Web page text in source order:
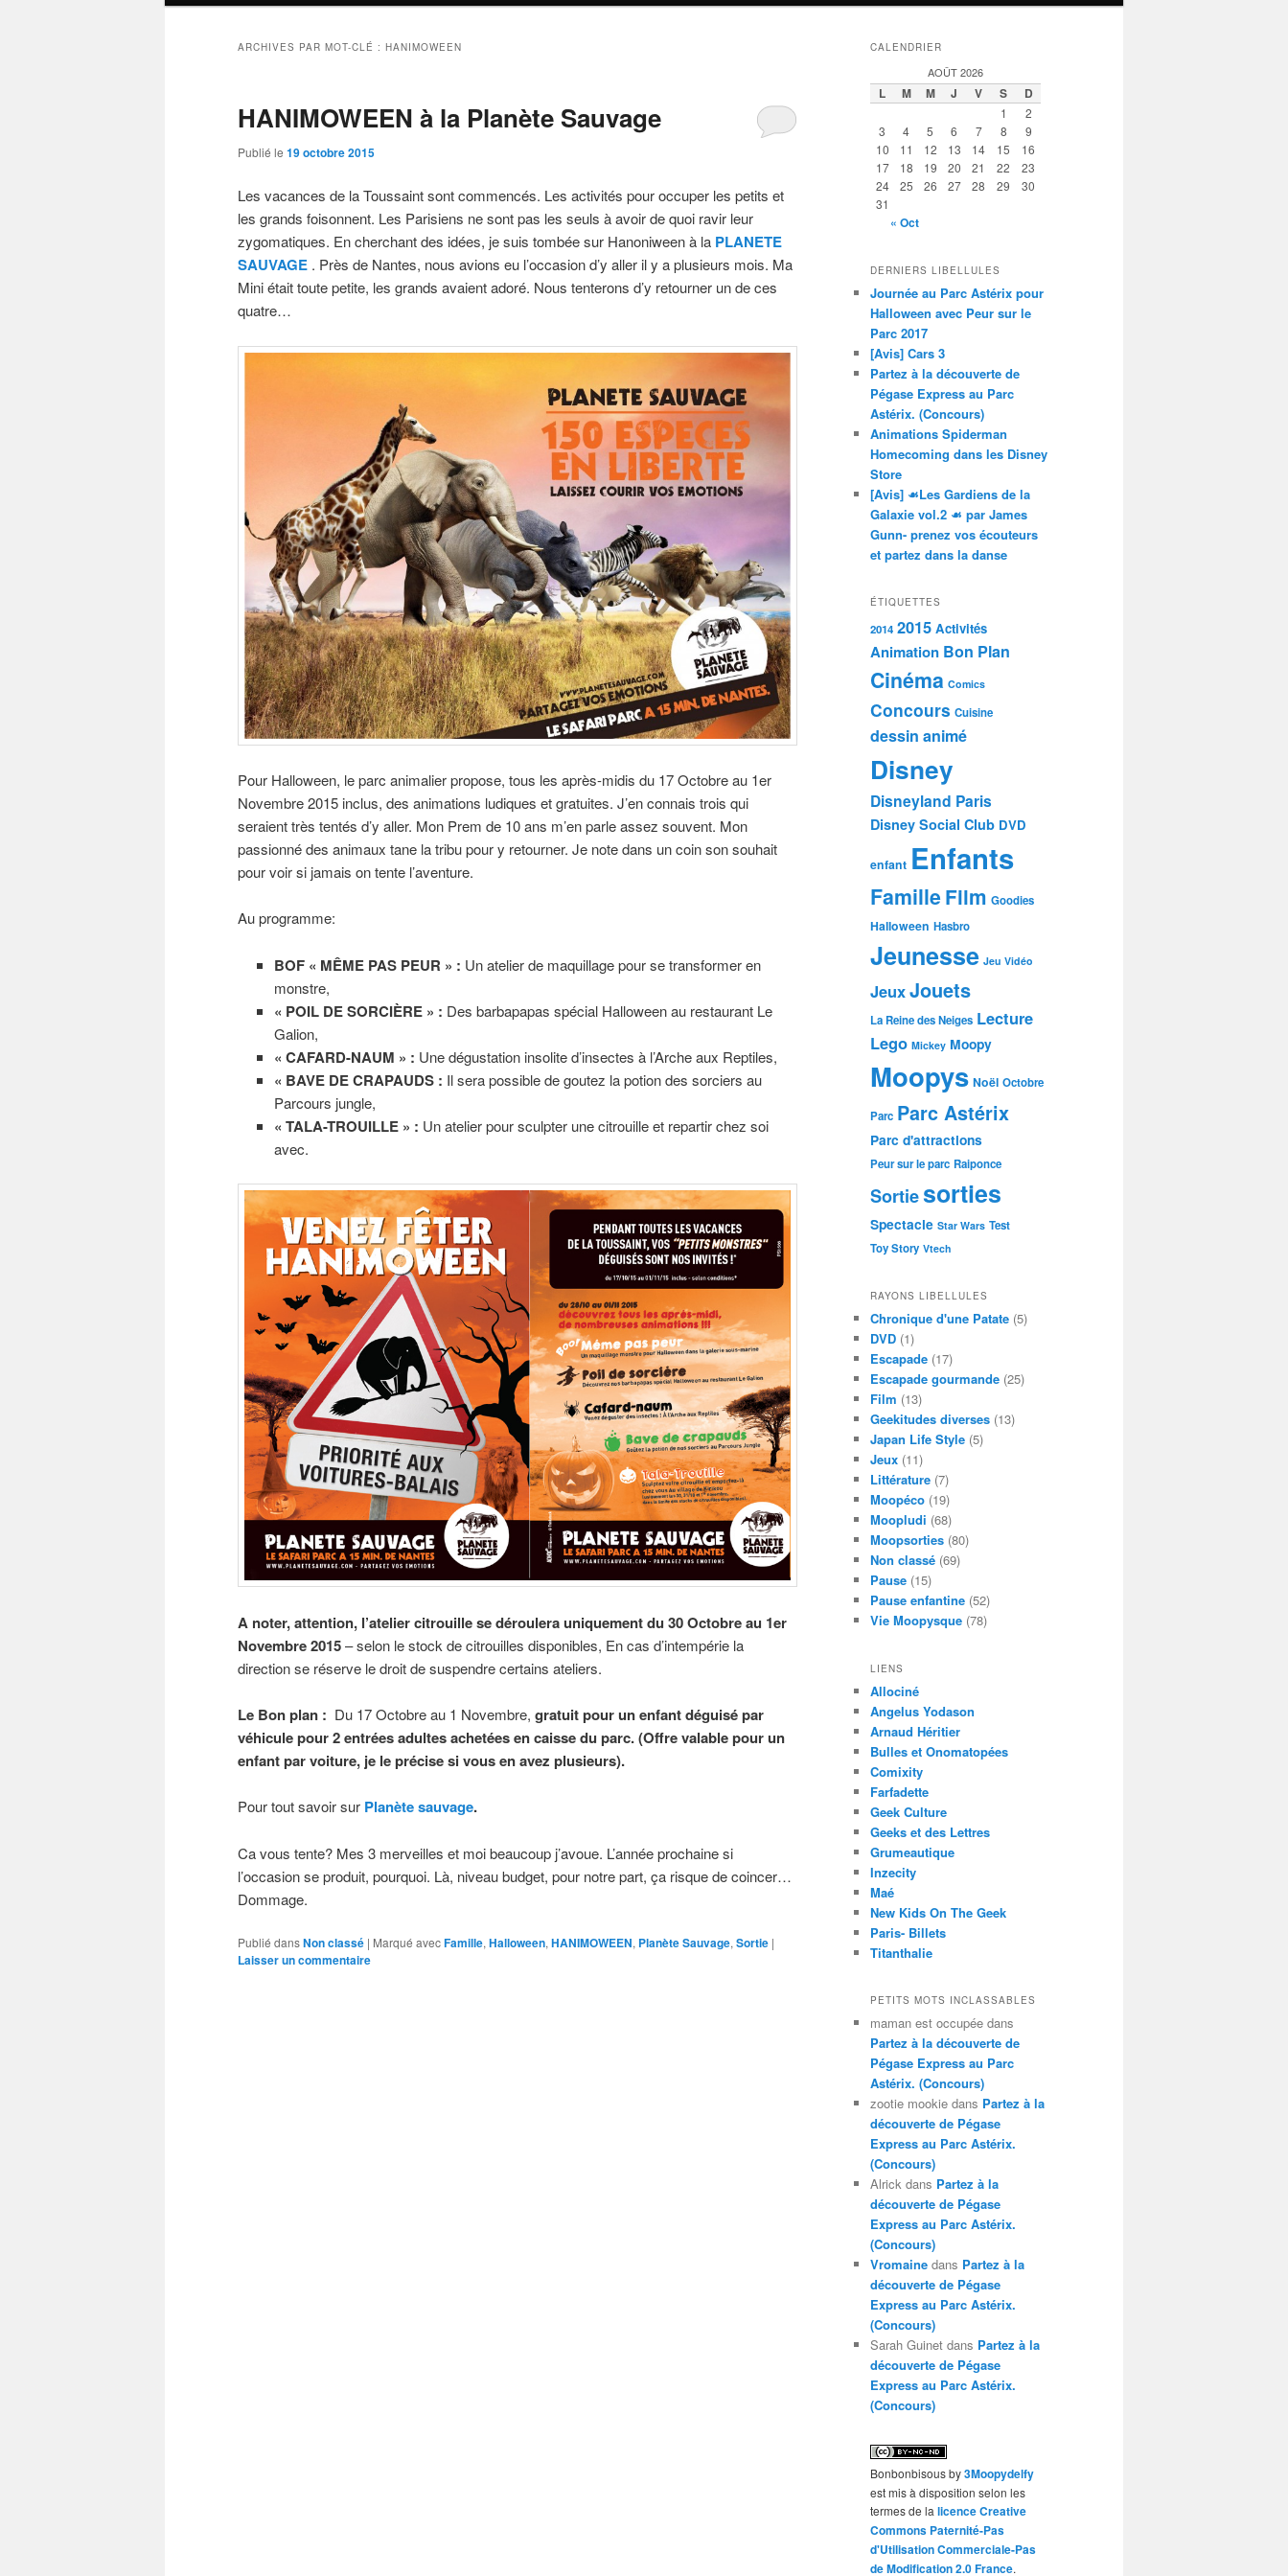
ARCHIVES PAR MOT-CLÉ : HANIMOWEEN
HANIMOWEEN à la Planète Sauvage
Publié le 19 octobre 2015
Les vacances de la Toussaint sont commencés. Les activités pour occuper les petits et
les grands foisonnent. Les Parisiens ne sont pas les seuls à avoir de quoi ravir leur
zygomatiques. En cherchant des idées, je suis tombée sur Hanoniween à la PLANETE
SAUVAGE . Près de Nantes, nous avions eu l’occasion d’y aller il y a plusieurs mois. Ma
Mini était toute petite, les grands avaient adoré. Nous tenterons d’y retourner un de ces
quatre…
Pour Halloween, le parc animalier propose, tous les après-midis du 17 Octobre au 1er
Novembre 2015 inclus, des animations ludiques et gratuites. J’en connais trois qui
seraient très tentés d’y aller. Mon Prem de 10 ans m’en parle assez souvent. Mon
passionné des animaux tane la tribu pour y retourner. Je note dans un coin son souhait
pour voir si jamais on tente l’aventure.
Au programme:
BOF « MÊME PAS PEUR » : Un atelier de maquillage pour se transformer en
monstre,
« POIL DE SORCIÈRE » : Des barbapapas spécial Halloween au restaurant Le
Galion,
« CAFARD-NAUM » : Une dégustation insolite d’insectes à l’Arche aux Reptiles,
« BAVE DE CRAPAUDS : Il sera possible de goutez la potion des sorciers au
Parcours jungle,
« TALA-TROUILLE » : Un atelier pour sculpter une citrouille et repartir chez soi
avec.
A noter, attention, l’atelier citrouille se déroulera uniquement du 30 Octobre au 1er
Novembre 2015– selon le stock de citrouilles disponibles, En cas d’intempérie la
direction se réserve le droit de suspendre certains ateliers.
Le Bon plan : Du 17 Octobre au 1 Novembre, gratuit pour un enfant déguisé par
véhicule pour 2 entrées adultes achetées en caisse du parc. (Offre valable pour un
enfant par voiture, je le précise si vous en avez plusieurs).
Pour tout savoir sur Planète sauvage.
Ca vous tente? Mes 3 merveilles et moi beaucoup j’avoue. L’année prochaine si
l’occasion se produit, pourquoi. Là, niveau budget, pour notre part, ça risque de coincer…
Dommage.
Publié dansNon classé | Marqué avecFamille, Halloween, HANIMOWEEN, Planète Sauvage, Sortie |
Laisser un commentaire
CALENDRIER
AOÛT 2026
L M M J V S D
1
2
3
4 5 6 7 8
9
10
11 12 13 14 15
16
17
18 19 20 21 22
23
24
25 26 27 28 29
30
31
« Oct
DERNIERS LIBELLULES
Journée au Parc Astérix pour
Halloween avec Peur sur le
Parc 2017
[Avis] Cars 3
Partez à la découverte de
Pégase Express au Parc
Astérix. (Concours)
Animations Spiderman
Homecoming dans les Disney
Store
[Avis] ☙Les Gardiens de la
Galaxie vol.2 ☙ par James
Gunn- prenez vos écouteurs
et partez dans la danse
ÉTIQUETTES
2014 2015 Activités
Animation Bon Plan
Cinéma Comics
Concours Cuisine
dessin animé
Disney
Disneyland Paris
Disney Social Club DVD
enfant Enfants
FamilleFilm Goodies
Halloween Hasbro
Jeunesse Jeu Vidéo
JeuxJouets
La Reine des Neiges Lecture
Lego Mickey Moopy
Moopys Noël Octobre
Parc Parc Astérix
Parc d'attractions
Peur sur le parc Raiponce
Sortiesorties
Spectacle Star Wars Test
Toy Story Vtech
RAYONS LIBELLULES
Chronique d'une Patate (5)
DVD (1)
Escapade (17)
Escapade gourmande (25)
Film (13)
Geekitudes diverses (13)
Japan Life Style (5)
Jeux (11)
Littérature (7)
Moopéco (19)
Moopludi (68)
Moopsorties (80)
Non classé (69)
Pause (15)
Pause enfantine (52)
Vie Moopysque (78)
LIENS
Allociné
Angelus Yodason
Arnaud Héritier
Bulles et Onomatopées
Comixity
Farfadette
Geek Culture
Geeks et des Lettres
Grumeautique
Inzecity
Maé
New Kids On The Geek
Paris- Billets
Titanthalie
PETITS MOTS INCLASSABLES
maman est occupée dans
Partez à la découverte de
Pégase Express au Parc
Astérix. (Concours)
zootie mookie dans Partez à la
découverte de Pégase
Express au Parc Astérix.
(Concours)
Alrick dans Partez à la
découverte de Pégase
Express au Parc Astérix.
(Concours)
Vromaine dans Partez à la
découverte de Pégase
Express au Parc Astérix.
(Concours)
Sarah Guinet dans Partez à la
découverte de Pégase
Express au Parc Astérix.
(Concours)
Bonbonbisousby3Moopydelfy
est mis à disposition selon les
termes de la licence Creative
Commons Paternité-Pas
d'Utilisation Commerciale-Pas
de Modification 2.0 France.